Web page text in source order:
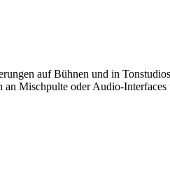
auf Bühnen und in
Mischpulte oder Audio-